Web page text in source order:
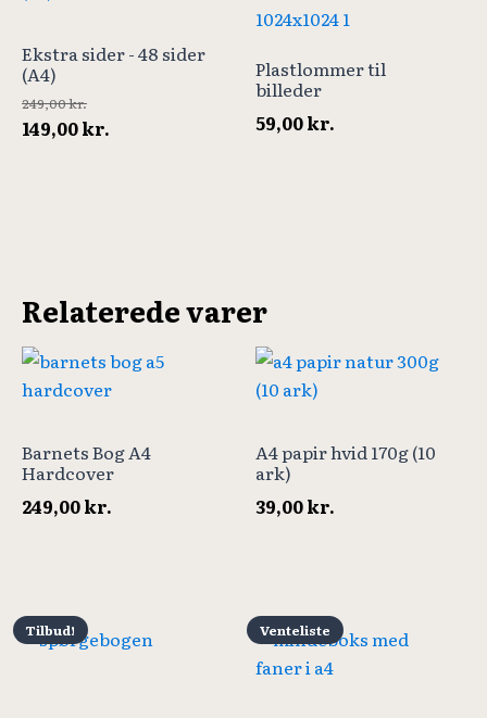
Ekstra sider - 48 sider
(A4)
249,00kr.
Den
149,00kr.
Plastlommer til
billeder
59,00kr.
Relaterede varer
Barnets Bog A4
Hardcover
249,00kr.
A4 papir hvid 170g (10
ark)
39,00kr.
Tilbud! Venteliste